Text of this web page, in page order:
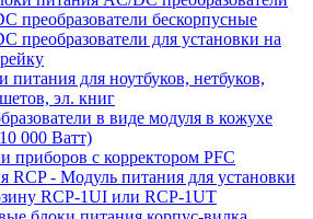
преобразователи бескорпусные
преобразователи для установки на
питания для ноутбуков, нетбуков,
эл. книг
в виде модуля в кожухе
000 Ватт)
приборов с корректором PFC
RCP - Модуль питания для установки
RCP-1UI или RCP-1UT